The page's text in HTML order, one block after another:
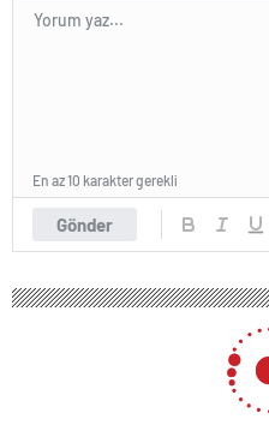
Gönder
En az 10 karakter gerekli